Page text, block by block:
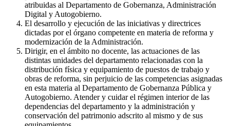
atribuidas al Departamento de Gobernanza, Administración
Digital y Autogobierno.
El desarrollo y ejecución de las iniciativas y directrices
dictadas por el órgano competente en materia de reforma y
modernización de la Administración.
Dirigir, en el ámbito no docente, las actuaciones de las
distintas unidades del departamento relacionadas con la
distribución física y equipamiento de puestos de trabajo y
obras de reforma, sin perjuicio de las competencias asignadas
en esta materia al Departamento de Gobernanza Pública y
Autogobierno. Atender y cuidar el régimen interior de las
dependencias del departamento y la administración y
conservación del patrimonio adscrito al mismo y de sus